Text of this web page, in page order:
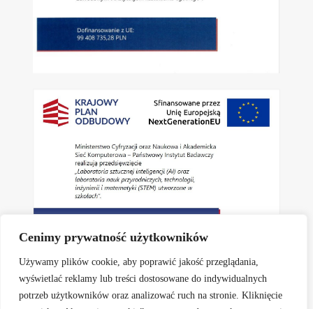
Cenimy prywatność użytkowników
Używamy plików cookie, aby poprawić jakość przeglądania,
wyświetlać reklamy lub treści dostosowane do indywidualnych
potrzeb użytkowników oraz analizować ruch na stronie. Kliknięcie